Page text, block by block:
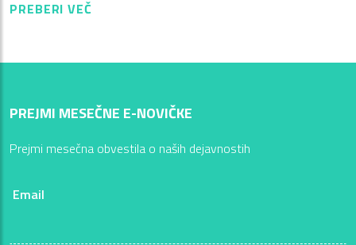
PREBERI VEČ
PREJMI MESEČNE E-NOVIČKE
Prejmi mesečna obvestila o naših dejavnostih
Email